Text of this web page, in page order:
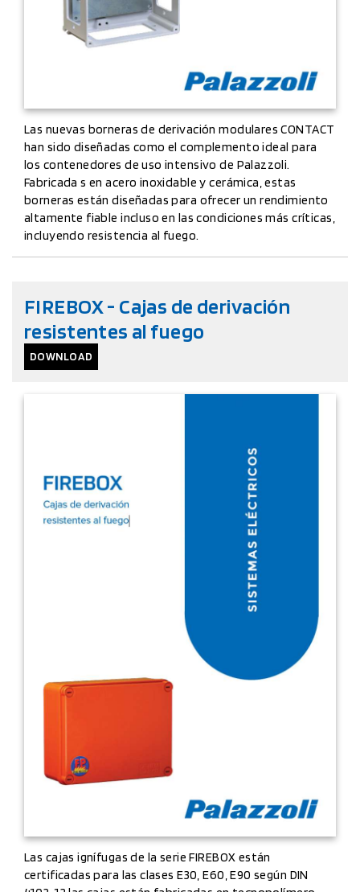
Las nuevas borneras de derivación modulares CONTACT
han sido diseñadas como el complemento ideal para
los contenedores de uso intensivo de Palazzoli.
Fabricada s en acero inoxidable y cerámica, estas
borneras están diseñadas para ofrecer un rendimiento
altamente fiable incluso en las condiciones más críticas,
incluyendo resistencia al fuego.
FIREBOX - Cajas de derivación
resistentes al fuego
DOWNLOAD
Las cajas ignífugas de la serie FIREBOX están
certificadas para las clases E30, E60, E90 según DIN